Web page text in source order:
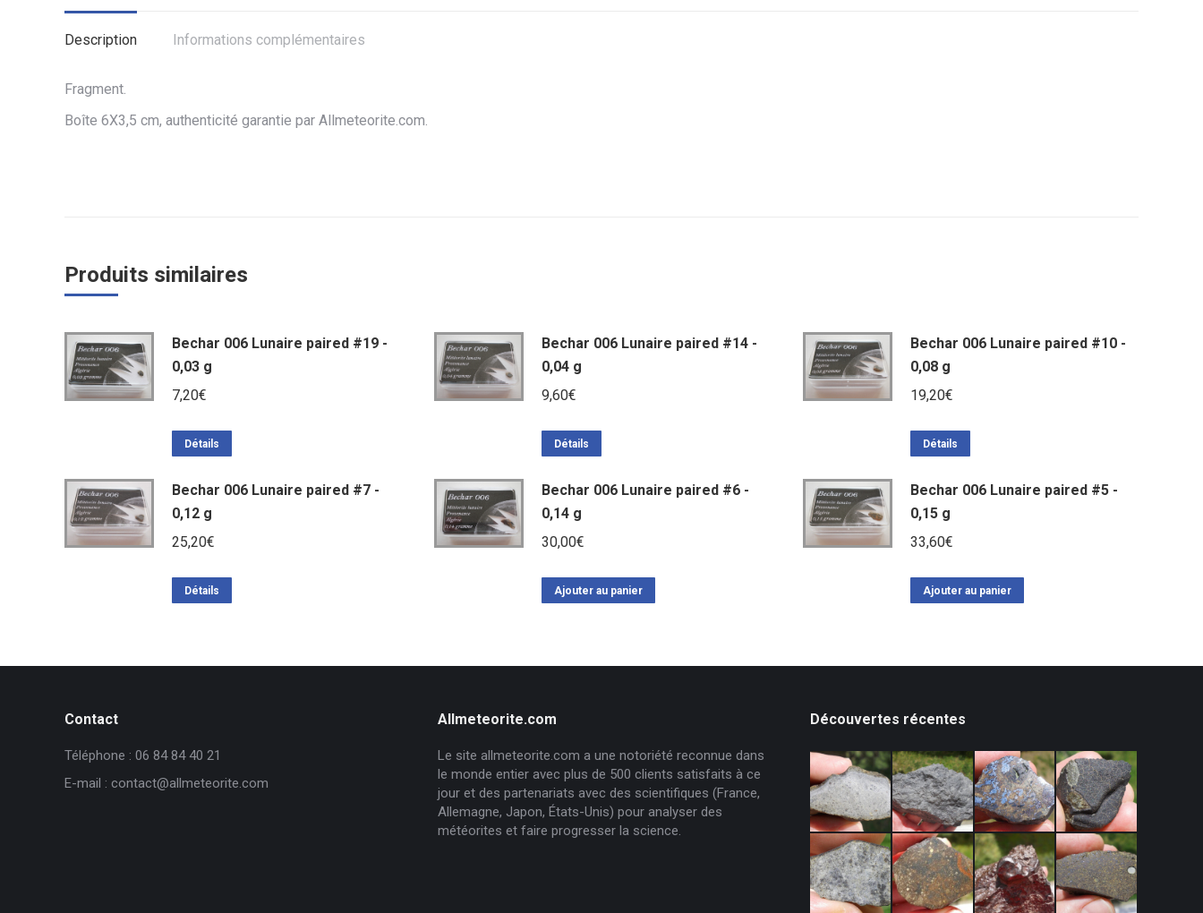
Description Informations complémentaires
Fragment.
Boîte 6X3,5 cm, authenticité garantie par Allmeteorite.com.
Produits similaires
Bechar 006 Lunaire paired #19 -
0,03 g
7,20€
Détails
Bechar 006 Lunaire paired #14 -
0,04 g
9,60€
Détails
Bechar 006 Lunaire paired #10 -
0,08 g
19,20€
Détails
Bechar 006 Lunaire paired #7 -
0,12 g
25,20€
Détails
Bechar 006 Lunaire paired #6 -
0,14 g
30,00€
Ajouter au panier
Bechar 006 Lunaire paired #5 -
0,15 g
33,60€
Ajouter au panier
Contact
Téléphone : 06 84 84 40 21
E-mail : contact@allmeteorite.com
Allmeteorite.com
Le site allmeteorite.com a une notoriété reconnue dans
le monde entier avec plus de 500 clients satisfaits à ce
jour et des partenariats avec des scientifiques (France,
Allemagne, Japon, États-Unis) pour analyser des
météorites et faire progresser la science.
Découvertes récentes